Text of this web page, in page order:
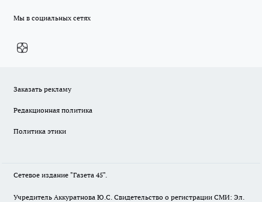
Мы в социальных сетях
Заказать рекламу
Редакционная политика
Политика этики
Сетевое издание "Газета 45".
Учредитель Аккуратнова Ю.С. Свидетельство о регистрации СМИ: Эл.